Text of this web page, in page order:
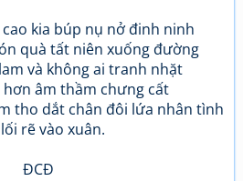
kia búp nụ nở đinh ninh
quà tất niên xuống đường
và không ai tranh nhặt
hơn âm thầm chưng cất
tho dắt chân đôi lứa nhân tình
rẽ vào xuân.
ĐCĐ